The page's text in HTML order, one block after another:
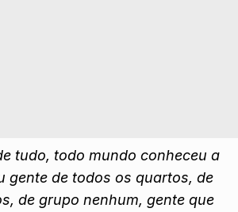
tudo, todo mundo conheceu a
gente de todos os quartos, de
de grupo nenhum, gente que